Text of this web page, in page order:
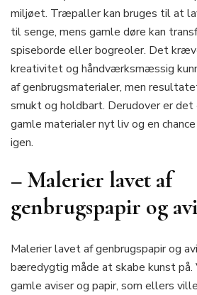
miljøet. Træpaller kan bruges til at
til senge, mens gamle døre kan
spiseborde eller bogreoler. Det
kreativitet og håndværksmæssig
af genbrugsmaterialer, men
smukt og holdbart. Derudover er det
gamle materialer nyt liv og en
igen.
– Malerier lavet af
genbrugspapir og
Malerier lavet af genbrugspapir og
bæredygtig måde at skabe kunst på.
gamle aviser og papir, som ellers